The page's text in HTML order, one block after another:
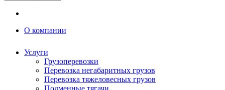
О компании
Услуги
Грузоперевозки
Перевозка негабаритных грузов
Перевозка тяжеловесных грузов
Подменные тягачи